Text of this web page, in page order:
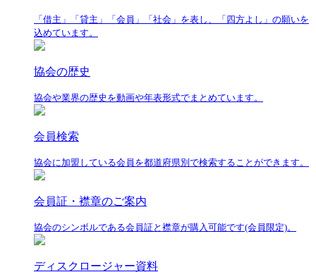
「借主」「貸主」「会員」「社会」を表し、「四方よし」の願いを
込めています。
協会の歴史
協会や業界の歴史を動画や年表形式でまとめています。
会員検索
協会に加盟している会員を都道府県別で検索することができます。
会員証・襟章のご案内
協会のシンボルである会員証と襟章が購入可能です(会員限定)。
ディスクロージャー資料